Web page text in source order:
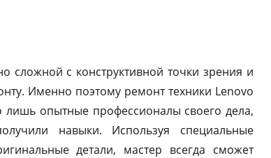
сложной с конструктивной точки зрения и
Именно поэтому ремонт техники Lenovo
лишь опытные профессионалы своего дела,
навыки. Используя специальные
детали, мастер всегда сможет